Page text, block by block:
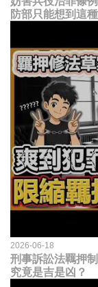
防部只能想到這
2026-06-18
刑事訴訟法羈押
究竟是吉是凶？